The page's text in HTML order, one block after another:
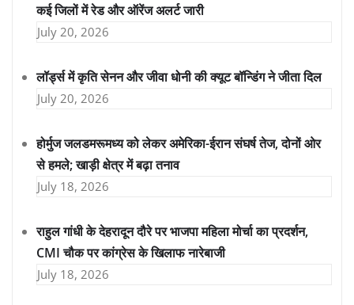
कई जिलों में रेड और ऑरेंज अलर्ट जारी
July 20, 2026
लॉर्ड्स में कृति सेनन और जीवा धोनी की क्यूट बॉन्डिंग ने जीता दिल
July 20, 2026
होर्मुज जलडमरूमध्य को लेकर अमेरिका-ईरान संघर्ष तेज, दोनों ओर
से हमले; खाड़ी क्षेत्र में बढ़ा तनाव
July 18, 2026
राहुल गांधी के देहरादून दौरे पर भाजपा महिला मोर्चा का प्रदर्शन,
CMI चौक पर कांग्रेस के खिलाफ नारेबाजी
July 18, 2026